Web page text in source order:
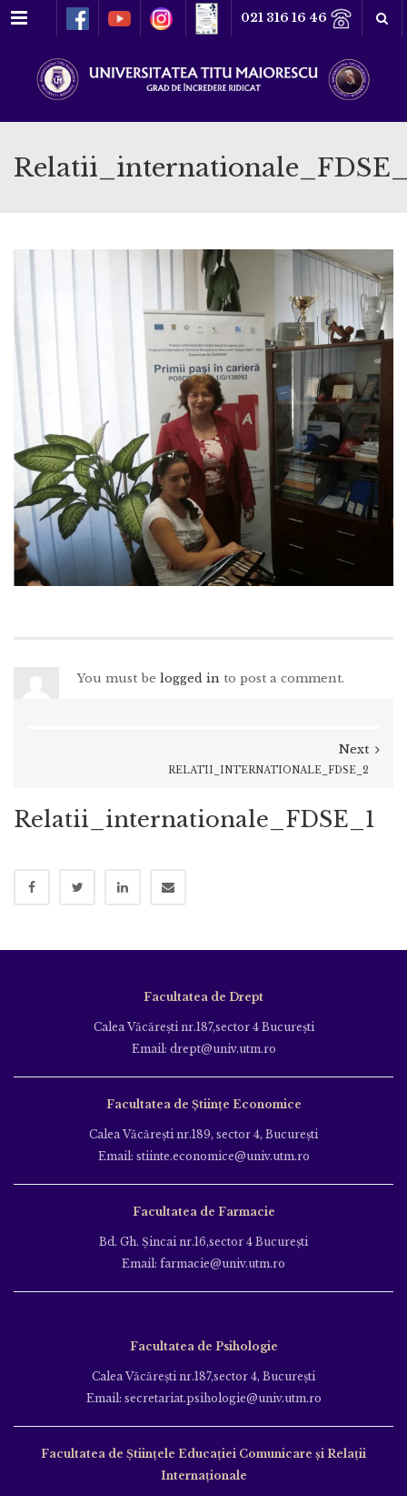
Meniu 021 316 16 46
You must be logged in to post a comment.
Next
RELATII_INTERNATIONALE_FDSE_2
Relatii_internationale_FDSE_1
Facultatea de Drept
Calea Văcăreşti nr.187,sector 4 Bucureşti
Email: drept@univ.utm.ro
Facultatea de Științe Economice
Calea Văcăreşti nr.189, sector 4, Bucureşti
Email: stiinte.economice@univ.utm.ro
Facultatea de Farmacie
Bd. Gh. Şincai nr.16,sector 4 Bucureşti
Email: farmacie@univ.utm.ro
Facultatea de Psihologie
Calea Văcăreşti nr.187,sector 4, Bucureşti
Email: secretariat.psihologie@univ.utm.ro
Facultatea de Ştiinţele Educației Comunicare și Relații
Internaționale